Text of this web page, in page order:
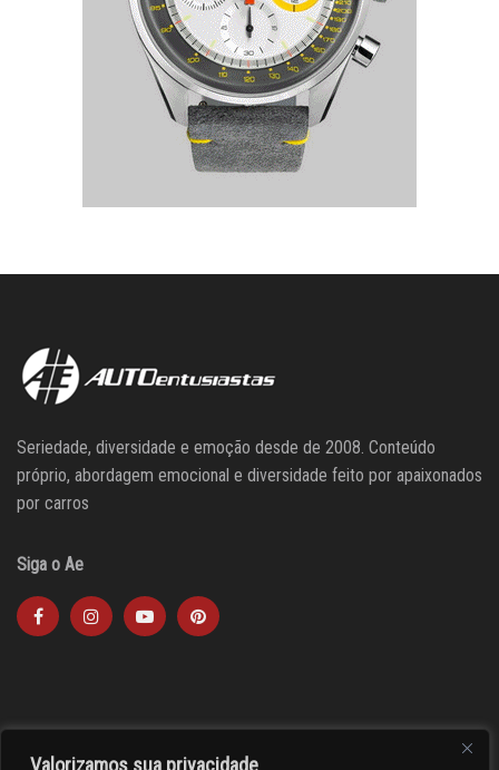
Valorizamos sua privacidade
Seriedade, diversidade e emoção desde de 2008. Conteúdo
próprio, abordagem emocional e diversidade feito por apaixonados
por carros
Siga o Ae